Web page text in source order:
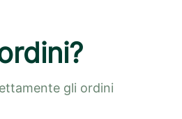
gli ordini